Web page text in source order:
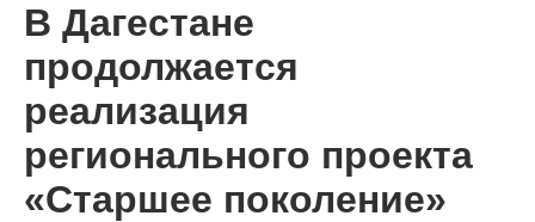
В Дагестане
продолжается
реализация
регионального проекта
«Старшее поколение»